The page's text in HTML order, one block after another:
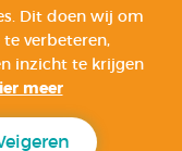
Dit doen wij om
verbeteren,
inzicht te krijgen
meer